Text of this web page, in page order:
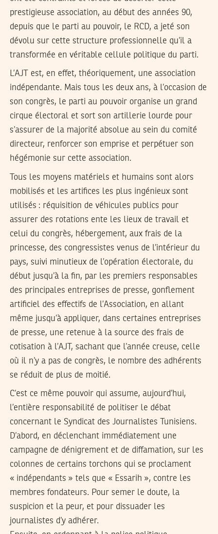
prestigieuse association, au début des années 90,
depuis que le parti au pouvoir, le RCD, a jeté son
dévolu sur cette structure professionnelle qu’il a
transformée en véritable cellule politique du parti.
L’AJT est, en effet, théoriquement, une association
indépendante. Mais tous les deux ans, à l’occasion de
son congrès, le parti au pouvoir organise un grand
cirque électoral et sort son artillerie lourde pour
s’assurer de la majorité absolue au sein du comité
directeur, renforcer son emprise et perpétuer son
hégémonie sur cette association.
Tous les moyens matériels et humains sont alors
mobilisés et les artifices les plus ingénieux sont
utilisés : réquisition de véhicules publics pour
assurer des rotations ente les lieux de travail et
celui du congrès, hébergement, aux frais de la
princesse, des congressistes venus de l’intérieur du
pays, suivi minutieux de l’opération électorale, du
début jusqu’à la fin, par les premiers responsables
des principales entreprises de presse, gonflement
artificiel des effectifs de l’Association, en allant
même jusqu’à appliquer, dans certaines entreprises
de presse, une retenue à la source des frais de
cotisation à l’AJT, sachant que l’année creuse, celle
où il n’y a pas de congrès, le nombre des adhérents
se réduit de plus de moitié.
C’est ce même pouvoir qui assume, aujourd’hui,
l’entière responsabilité de politiser le débat
concernant le Syndicat des Journalistes Tunisiens.
D’abord, en déclenchant immédiatement une
campagne de dénigrement et de diffamation, sur les
colonnes de certains torchons qui se proclament
« indépendants » tels que « Essarih », contre les
membres fondateurs. Pour semer le doute, la
suspicion et la peur, et pour dissuader les
journalistes d’y adhérer.